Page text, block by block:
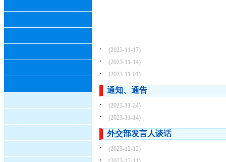
· (2023-11-17)
· (2023-11-14)
· (2023-11-01)
通知、通告
·
(2023-11-24)
· (2023-11-14)
外交部发言人谈话
·
(2023-12-12)
·